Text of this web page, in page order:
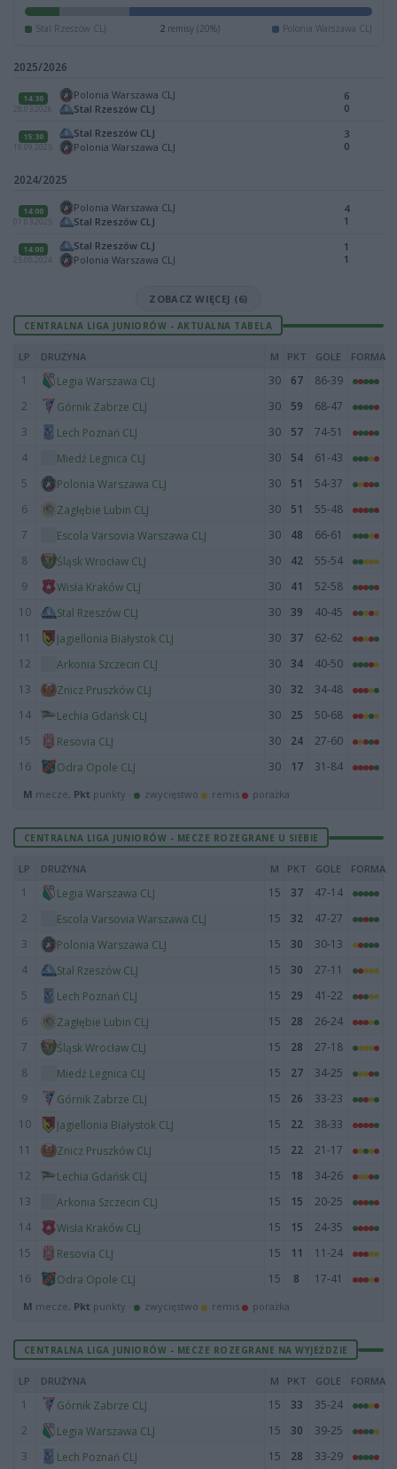
Stal Rzeszów CLJ 2remisy (20%) Polonia Warszawa CLJ
2025/2026
14:30
28.03.2026
Polonia Warszawa CLJ
Stal Rzeszów CLJ
6
0
15:30
19.09.2025
Stal Rzeszów CLJ
Polonia Warszawa CLJ
3
0
2024/2025
14:00
01.03.2025
Polonia Warszawa CLJ
Stal Rzeszów CLJ
4
1
14:00
25.08.2024
Stal Rzeszów CLJ
Polonia Warszawa CLJ
1
1
ZOBACZ WIĘCEJ (6)
CENTRALNA LIGA JUNIORÓW - AKTUALNA TABELA
LP DRUŻYNA M PKT GOLE FORMA
1 Legia Warszawa CLJ 30 67
86-39
2
Górnik Zabrze CLJ 30 59
68-47
3
Lech Poznań CLJ 30 57
74-51
4
Miedź Legnica CLJ 30 54
61-43
5
Polonia Warszawa CLJ 30 51
54-37
6
Zagłębie Lubin CLJ 30 51
55-48
7
Escola Varsovia Warszawa CLJ 30 48
66-61
8
Śląsk Wrocław CLJ 30 42
55-54
9
Wisła Kraków CLJ 30 41
52-58
10
Stal Rzeszów CLJ 30 39
40-45
11
Jagiellonia Białystok CLJ 30 37
62-62
12
Arkonia Szczecin CLJ 30 34
40-50
13
Znicz Pruszków CLJ 30 32
34-48
14
Lechia Gdańsk CLJ 30 25
50-68
15
Resovia CLJ 30 24
27-60
16
Odra Opole CLJ 30 17 31-84
M mecze, Pkt punkty · zwycięstwo remis porażka
CENTRALNA LIGA JUNIORÓW - MECZE ROZEGRANE U SIEBIE
LP DRUŻYNA M PKT GOLE FORMA
1 Legia Warszawa CLJ 15 37
47-14
2
Escola Varsovia Warszawa CLJ 15 32
47-27
3
Polonia Warszawa CLJ 15 30
30-13
4
Stal Rzeszów CLJ 15 30
27-11
5
Lech Poznań CLJ 15 29
41-22
6
Zagłębie Lubin CLJ 15 28
26-24
7
Śląsk Wrocław CLJ 15 28
27-18
8
Miedź Legnica CLJ 15 27
34-25
9
Górnik Zabrze CLJ 15 26
33-23
10
Jagiellonia Białystok CLJ 15 22
38-33
11
Znicz Pruszków CLJ 15 22
21-17
12
Lechia Gdańsk CLJ 15 18
34-26
13
Arkonia Szczecin CLJ 15 15
20-25
14
Wisła Kraków CLJ 15 15
24-35
15
Resovia CLJ 15 11
11-24
16
Odra Opole CLJ 15 8 17-41
M mecze, Pkt punkty · zwycięstwo remis porażka
CENTRALNA LIGA JUNIORÓW - MECZE ROZEGRANE NA WYJEŹDZIE
LP DRUŻYNA M PKT GOLE FORMA
1 Górnik Zabrze CLJ 15 33
35-24
2
Legia Warszawa CLJ 15 30
39-25
3
Lech Poznań CLJ 15 28 33-29